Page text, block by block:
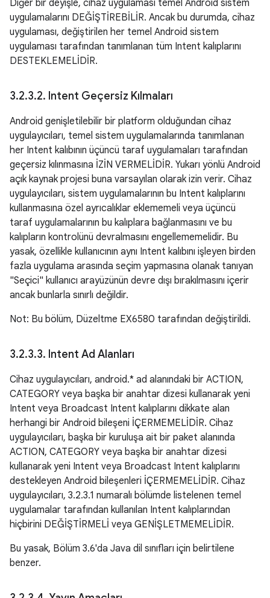
Diğer bir deyişle, cihaz uygulaması temel Android sistem
uygulamalarını DEĞİŞTİREBİLİR. Ancak bu durumda, cihaz
uygulaması, değiştirilen her temel Android sistem
uygulaması tarafından tanımlanan tüm Intent kalıplarını
DESTEKLEMELİDİR.
3.2.3.2. Intent Geçersiz Kılmaları
Android genişletilebilir bir platform olduğundan cihaz
uygulayıcıları, temel sistem uygulamalarında tanımlanan
her Intent kalıbının üçüncü taraf uygulamaları tarafından
geçersiz kılınmasına İZİN VERMELİDİR. Yukarı yönlü Android
açık kaynak projesi buna varsayılan olarak izin verir. Cihaz
uygulayıcıları, sistem uygulamalarının bu Intent kalıplarını
kullanmasına özel ayrıcalıklar eklememeli veya üçüncü
taraf uygulamalarının bu kalıplara bağlanmasını ve bu
kalıpların kontrolünü devralmasını engellememelidir. Bu
yasak, özellikle kullanıcının aynı Intent kalıbını işleyen birden
fazla uygulama arasında seçim yapmasına olanak tanıyan
"Seçici" kullanıcı arayüzünün devre dışı bırakılmasını içerir
ancak bunlarla sınırlı değildir.
Not: Bu bölüm, Düzeltme EX6580 tarafından değiştirildi.
3.2.3.3. Intent Ad Alanları
Cihaz uygulayıcıları, android.* ad alanındaki bir ACTION,
CATEGORY veya başka bir anahtar dizesi kullanarak yeni
Intent veya Broadcast Intent kalıplarını dikkate alan
herhangi bir Android bileşeni İÇERMEMELİDİR. Cihaz
uygulayıcıları, başka bir kuruluşa ait bir paket alanında
ACTION, CATEGORY veya başka bir anahtar dizesi
kullanarak yeni Intent veya Broadcast Intent kalıplarını
destekleyen Android bileşenleri İÇERMEMELİDİR. Cihaz
uygulayıcıları, 3.2.3.1 numaralı bölümde listelenen temel
uygulamalar tarafından kullanılan Intent kalıplarından
hiçbirini DEĞİŞTİRMELİ veya GENİŞLETMEMELİDİR.
Bu yasak, Bölüm 3.6'da Java dil sınıfları için belirtilene
benzer.